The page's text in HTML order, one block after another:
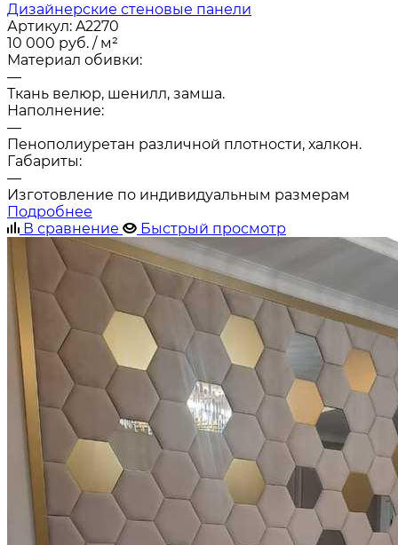
Дизайнерские стеновые панели
Артикул: A2270
10 000 руб. / м²
Материал обивки:
—
Ткань велюр, шенилл, замша.
Наполнение:
—
Пенополиуретан различной плотности, халкон.
Габариты:
—
Изготовление по индивидуальным размерам
Подробнее
В сравнение
Быстрый просмотр